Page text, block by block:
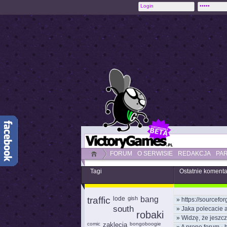
FORUM O SERWISIE REDAKCJA
Tagi Ostatnie
traffic lode gish bang
south
robaki
comic zaklęcia bongoboogie
» https://
» Jaka polecacie
» Widzę, że